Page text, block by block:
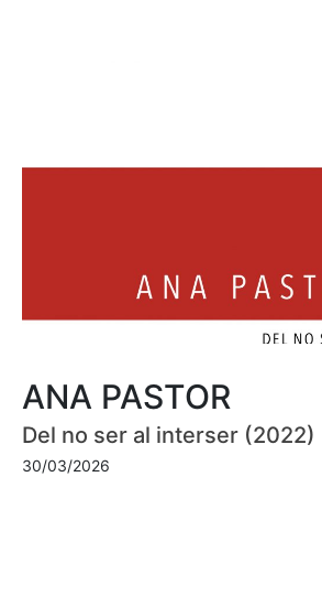
ANA PASTOR
Del no ser al interser (2022)
30/03/2026